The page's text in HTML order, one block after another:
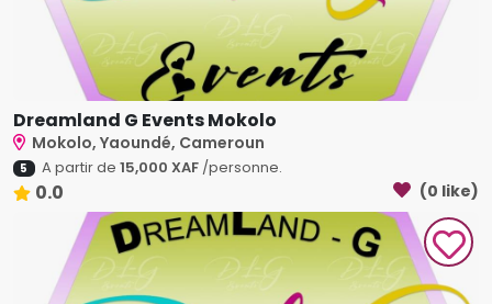
Dreamland G Events Mokolo
Mokolo, Yaoundé, Cameroun
5 A partir de 15,000 XAF/personne.
0.0 (0 like)